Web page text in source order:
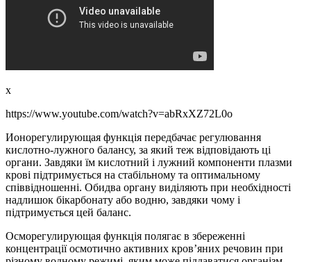
x
https://www.youtube.com/watch?v=abRxXZ72L0o
Ионорегулирующая функція передбачає регулювання
кислотно-лужного балансу, за який теж відповідають ці
органи. Завдяки їм кислотний і лужний компоненти плазми
крові підтримується на стабільному та оптимальному
співвідношенні. Обидва органу виділяють при необхідності
надлишок бікарбонату або водню, завдяки чому і
підтримується цей баланс.
Осморегулирующая функція полягає в збереженні
концентрації осмотично активних кров’яних речовин при